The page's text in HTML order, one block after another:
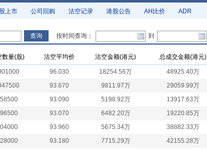
上市 公司回购 沽空记录 港股公告 AH比价 ADR
按时间查询： 到
数量(股) 沽空平均价 沽空金额(港元) 总成交金额(港元)
96.030 18254.56万 48925.40万
93.670 9811.97万 29059.99万
93.090 5198.92万 13917.63万
93.070 6482.20万 19220.85万
93.960 5675.34万 38882.33万
93.180 7715.29万 42155.28万